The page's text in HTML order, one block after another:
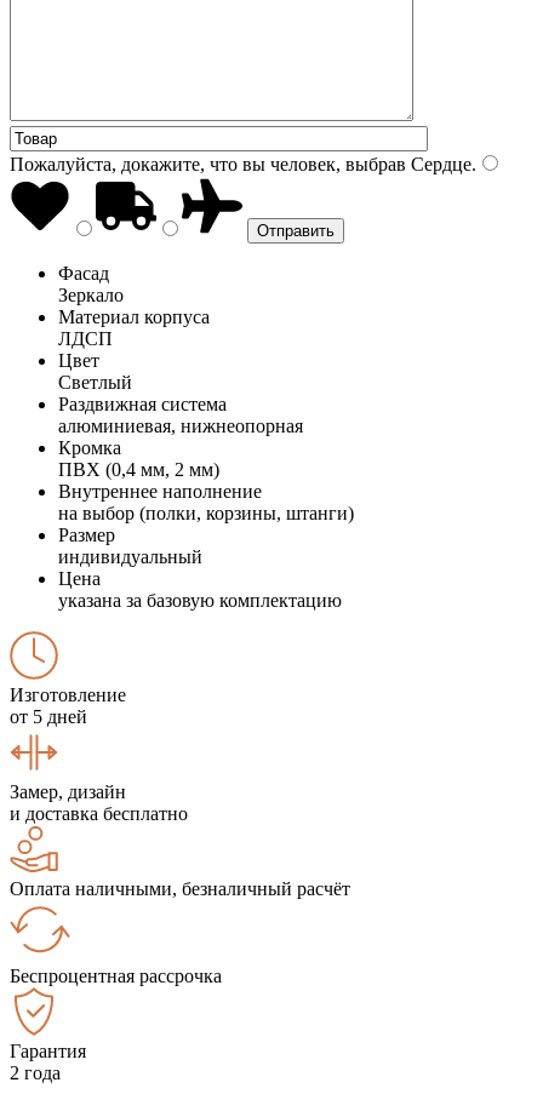
Пожалуйста, докажите, что вы человек, выбрав Сердце.
Фасад
Зеркало
Материал корпуса
ЛДСП
Цвет
Светлый
Раздвижная система
алюминиевая, нижнеопорная
Кромка
ПВХ (0,4 мм, 2 мм)
Внутреннее наполнение
на выбор (полки, корзины, штанги)
Размер
индивидуальный
Цена
указана за базовую комплектацию
Изготовление
от 5 дней
Замер, дизайн
и доставка бесплатно
Оплата наличными, безналичный расчёт
Беспроцентная рассрочка
Гарантия
2 года